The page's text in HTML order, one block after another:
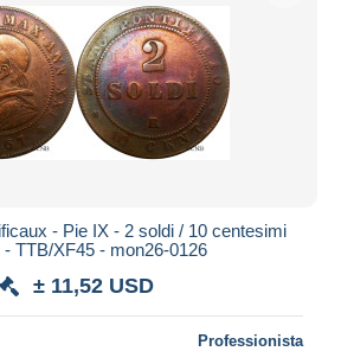
- Pie IX - 2 soldi / 10 centesimi
- TTB/XF45 - mon26-0126
± 11,52 USD
Professionista